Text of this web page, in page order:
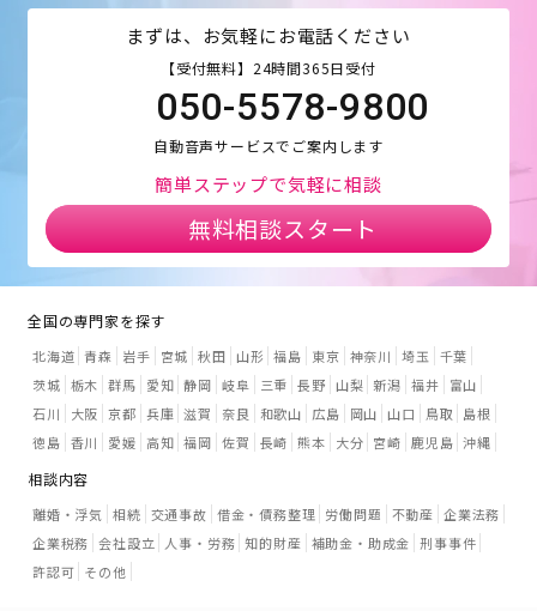
まずは、お気軽にお電話ください
【受付無料】24時間365日受付
050-5578-9800
自動音声サービスでご案内します
簡単ステップで気軽に相談
無料相談スタート
全国の専門家を探す
北海道 青森 岩手 宮城 秋田 山形 福島 東京 神奈川 埼玉
千葉
茨城 栃木 群馬 愛知 静岡 岐阜 三重 長野 山梨 新潟 福井
富山
石川
大阪 京都 兵庫 滋賀 奈良 和歌山 広島 岡山 山口 鳥取
島根
徳島 香川 愛媛 高知 福岡 佐賀 長崎 熊本 大分 宮崎 鹿児島 沖縄
相談内容
離婚・浮気 相続 交通事故 借金・債務整理 労働問題 不動産 企業法務
企業税務 会社設立 人事・労務 知的財産 補助金・助成金 刑事事件
許認可 その他